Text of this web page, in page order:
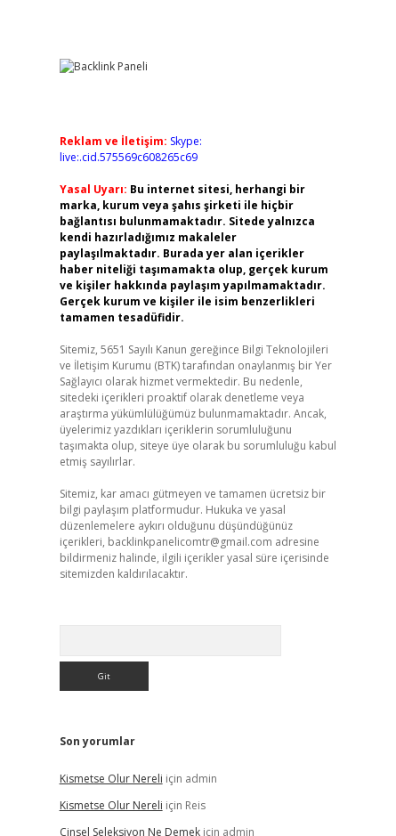
Reklam ve İletişim: Skype:
live:.cid.575569c608265c69
Yasal Uyarı: Bu internet sitesi, herhangi bir
marka, kurum veya şahıs şirketi ile hiçbir
bağlantısı bulunmamaktadır. Sitede yalnızca
kendi hazırladığımız makaleler
paylaşılmaktadır. Burada yer alan içerikler
haber niteliği taşımamakta olup, gerçek kurum
ve kişiler hakkında paylaşım yapılmamaktadır.
Gerçek kurum ve kişiler ile isim benzerlikleri
tamamen tesadüfidir.
Sitemiz, 5651 Sayılı Kanun gereğince Bilgi Teknolojileri
ve İletişim Kurumu (BTK) tarafından onaylanmış bir Yer
Sağlayıcı olarak hizmet vermektedir. Bu nedenle,
sitedeki içerikleri proaktif olarak denetleme veya
araştırma yükümlülüğümüz bulunmamaktadır. Ancak,
üyelerimiz yazdıkları içeriklerin sorumluluğunu
taşımakta olup, siteye üye olarak bu sorumluluğu kabul
etmiş sayılırlar.
Sitemiz, kar amacı gütmeyen ve tamamen ücretsiz bir
bilgi paylaşım platformudur. Hukuka ve yasal
düzenlemelere aykırı olduğunu düşündüğünüz
içerikleri, backlinkpanelicomtr@gmail.com adresine
bildirmeniz halinde, ilgili içerikler yasal süre içerisinde
sitemizden kaldırılacaktır.
Son yorumlar
Kismetse Olur Nereli için admin
Kismetse Olur Nereli için Reis
Cinsel Seleksiyon Ne Demekiçin admin